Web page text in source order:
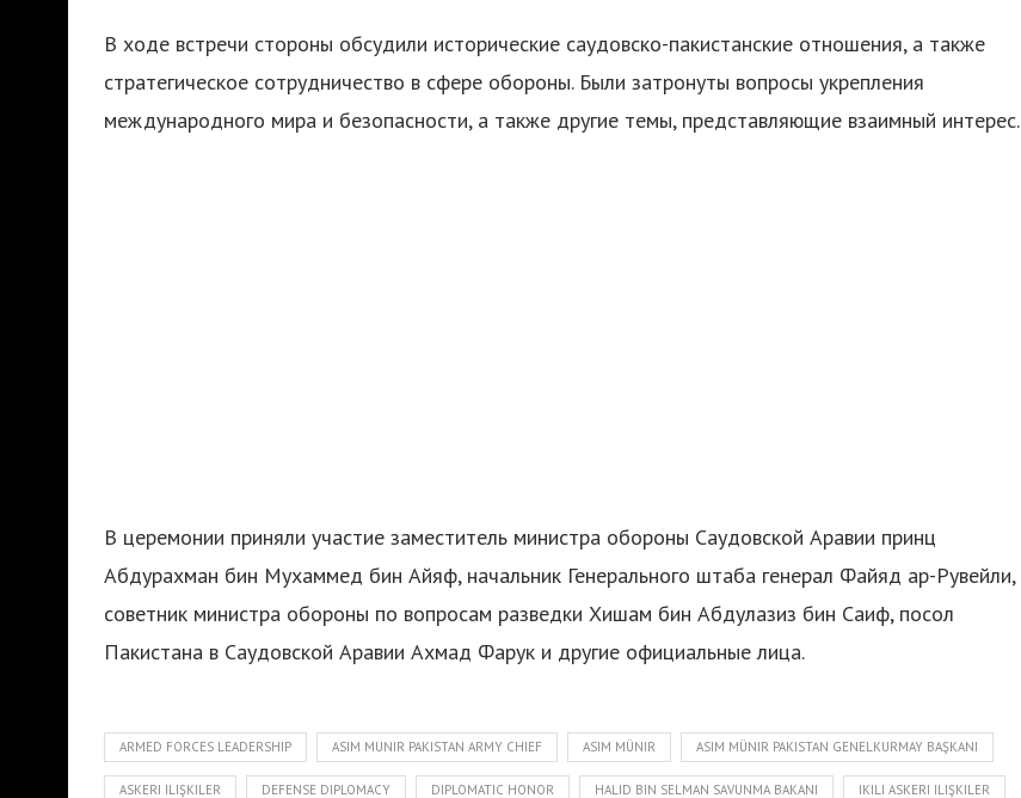
В ходе встречи стороны обсудили исторические саудовско-пакистанские отношения, а также
стратегическое сотрудничество в сфере обороны. Были затронуты вопросы укрепления
международного мира и безопасности, а также другие темы, представляющие взаимный интерес.
В церемонии приняли участие заместитель министра обороны Саудовской Аравии принц
Абдурахман бин Мухаммед бин Айяф, начальник Генерального штаба генерал Файяд ар-Рувейли,
советник министра обороны по вопросам разведки Хишам бин Абдулазиз бин Саиф, посол
Пакистана в Саудовской Аравии Ахмад Фарук и другие официальные лица.
ARMED FORCES LEADERSHIP ASIM MUNIR PAKISTAN ARMY CHIEF ASIM MÜNIR ASIM MÜNIR PAKISTAN GENELKURMAY BAŞKANI
ASKERI ILIŞKILER DEFENSE DIPLOMACY DIPLOMATIC HONOR HALID BIN SELMAN SAVUNMA BAKANI IKILI ASKERI ILIŞKILER